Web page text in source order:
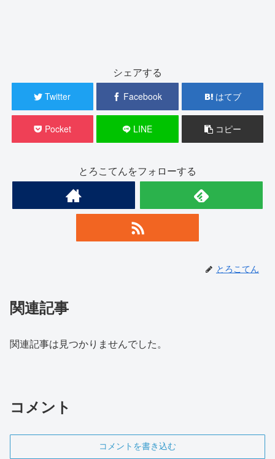
シェアする
Twitter Facebook はてブ
Pocket LINE コピー
とろこてんをフォローする
とろこてん
関連記事
関連記事は見つかりませんでした。
コメント
コメントを書き込む